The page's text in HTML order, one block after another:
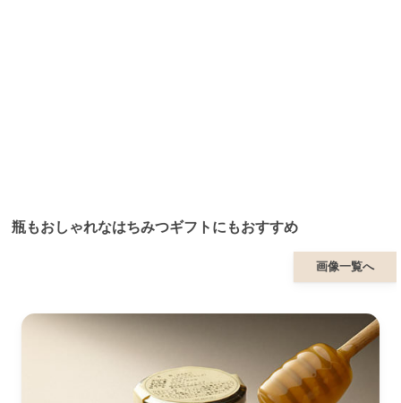
瓶もおしゃれなはちみつギフトにもおすすめ
画像一覧へ